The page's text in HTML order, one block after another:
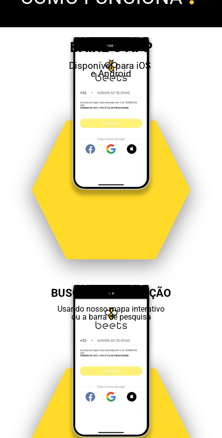
BAIXE O APP
Disponível para iOS
e Android
BUSQUE UMA ESTAÇÃO
Usando nosso mapa interativo
ou a barra de pesquisa